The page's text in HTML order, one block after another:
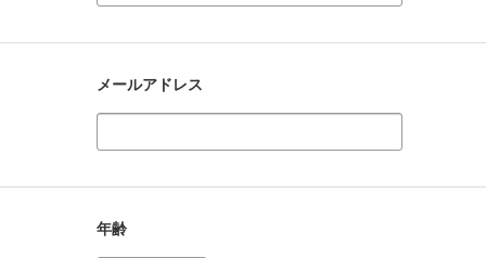
メールアドレス
年齢